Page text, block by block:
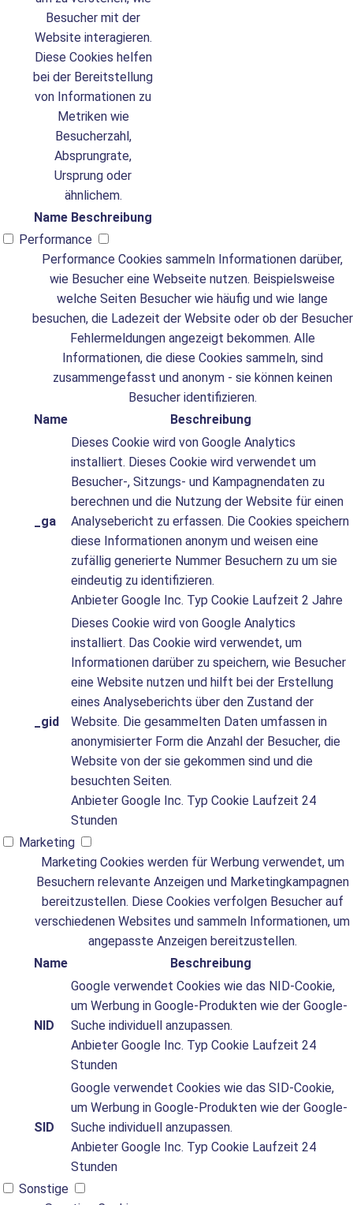
Besucher mit der
Website interagieren.
Diese Cookies helfen
bei der Bereitstellung
von Informationen zu
Metriken wie
Besucherzahl,
Absprungrate,
Ursprung oder
ähnlichem.
Name Beschreibung
Performance
Performance Cookies sammeln Informationen darüber,
wie Besucher eine Webseite nutzen. Beispielsweise
welche Seiten Besucher wie häufig und wie lange
besuchen, die Ladezeit der Website oder ob der Besucher
Fehlermeldungen angezeigt bekommen. Alle
Informationen, die diese Cookies sammeln, sind
zusammengefasst und anonym - sie können keinen
Besucher identifizieren.
Name
Beschreibung
_ga
Dieses Cookie wird von Google Analytics
installiert. Dieses Cookie wird verwendet um
Besucher-, Sitzungs- und Kampagnendaten zu
berechnen und die Nutzung der Website für einen
Analysebericht zu erfassen. Die Cookies speichern
diese Informationen anonym und weisen eine
zufällig generierte Nummer Besuchern zu um sie
eindeutig zu identifizieren.
Anbieter Google Inc. Typ Cookie Laufzeit 2 Jahre
_gid
Dieses Cookie wird von Google Analytics
installiert. Das Cookie wird verwendet, um
Informationen darüber zu speichern, wie Besucher
eine Website nutzen und hilft bei der Erstellung
eines Analyseberichts über den Zustand der
Website. Die gesammelten Daten umfassen in
anonymisierter Form die Anzahl der Besucher, die
Website von der sie gekommen sind und die
besuchten Seiten.
Anbieter Google Inc. Typ Cookie Laufzeit 24
Stunden
Marketing
Marketing Cookies werden für Werbung verwendet, um
Besuchern relevante Anzeigen und Marketingkampagnen
bereitzustellen. Diese Cookies verfolgen Besucher auf
verschiedenen Websites und sammeln Informationen, um
angepasste Anzeigen bereitzustellen.
Name
Beschreibung
NID
Google verwendet Cookies wie das NID-Cookie,
um Werbung in Google-Produkten wie der Google-
Suche individuell anzupassen.
Anbieter Google Inc. Typ Cookie Laufzeit 24
Stunden
SID
Google verwendet Cookies wie das SID-Cookie,
um Werbung in Google-Produkten wie der Google-
Suche individuell anzupassen.
Anbieter Google Inc. Typ Cookie Laufzeit 24
Stunden
Sonstige